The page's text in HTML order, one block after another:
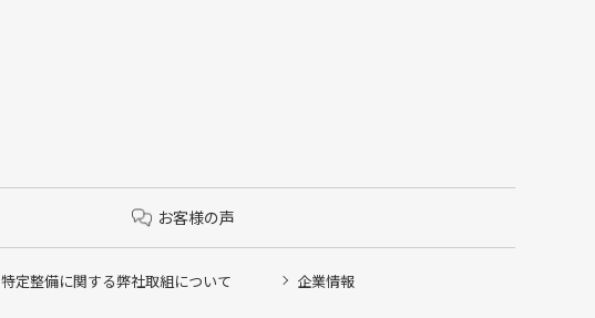
お客様の声
特定整備に関する弊社取組について 企業情報